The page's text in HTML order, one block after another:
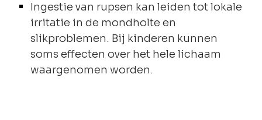
Ingestie van rupsen kan leiden tot lokale
irritatie in de mondholte en
slikproblemen. Bij kinderen kunnen
soms effecten over het hele lichaam
waargenomen worden.